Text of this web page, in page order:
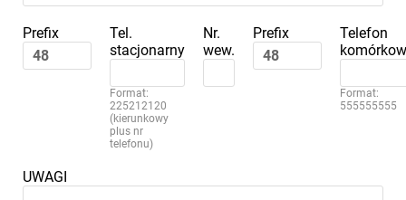
Prefix
Tel.
stacjonarny
Format:
225212120
(kierunkowy
plus nr
telefonu)
Nr.
wew.
Prefix
Telefon
Format:
555555555
UWAGI